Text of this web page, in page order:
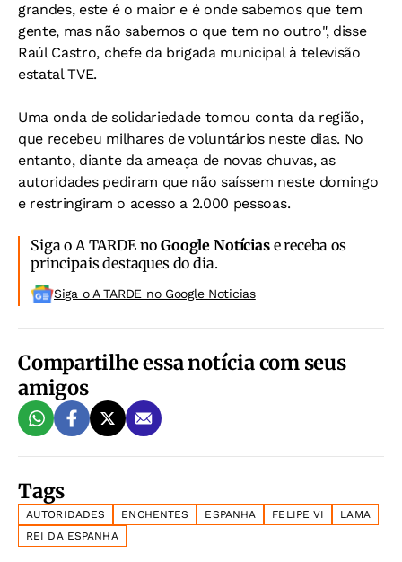
grandes, este é o maior e é onde sabemos que tem
gente, mas não sabemos o que tem no outro", disse
Raúl Castro, chefe da brigada municipal à televisão
estatal TVE.
Uma onda de solidariedade tomou conta da região,
que recebeu milhares de voluntários neste dias. No
entanto, diante da ameaça de novas chuvas, as
autoridades pediram que não saíssem neste domingo
e restringiram o acesso a 2.000 pessoas.
Siga o A TARDE noGoogle Notíciase receba os
principais destaques do dia.
Siga o A TARDE no Google Noticias
Compartilhe essa notícia com seus
amigos
Tags
AUTORIDADES ENCHENTES ESPANHA FELIPE VI
LAMA
REI DA ESPANHA